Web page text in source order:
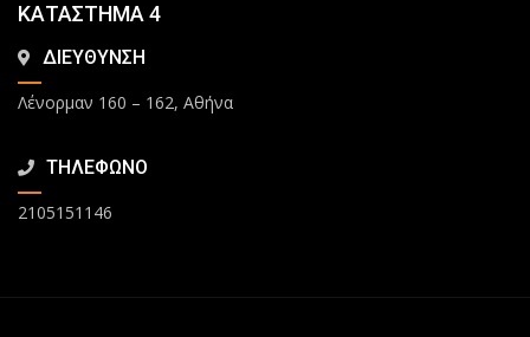
ΚΑΤΑΣΤΗΜΑ 4
ΔΙΕΥΘΥΝΣΗ
Λένορμαν 160 – 162, Αθήνα
ΤΗΛΕΦΩΝΟ
2105151146